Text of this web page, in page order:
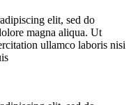
elit, sed do
magna aliqua. Ut
ullamco laboris nisi